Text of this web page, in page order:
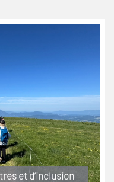
et d’inclusion